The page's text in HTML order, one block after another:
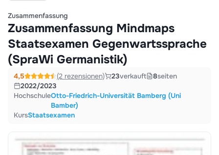
Zusammenfassung
Zusammenfassung Mindmaps
Staatsexamen Gegenwartssprache
(SpraWi Germanistik)
4,5 (2 rezensionen) 23verkauft 8seiten
2022/2023
HochschuleOtto-Friedrich-Universität Bamberg (Uni
Bamber)
KursStaatsexamen